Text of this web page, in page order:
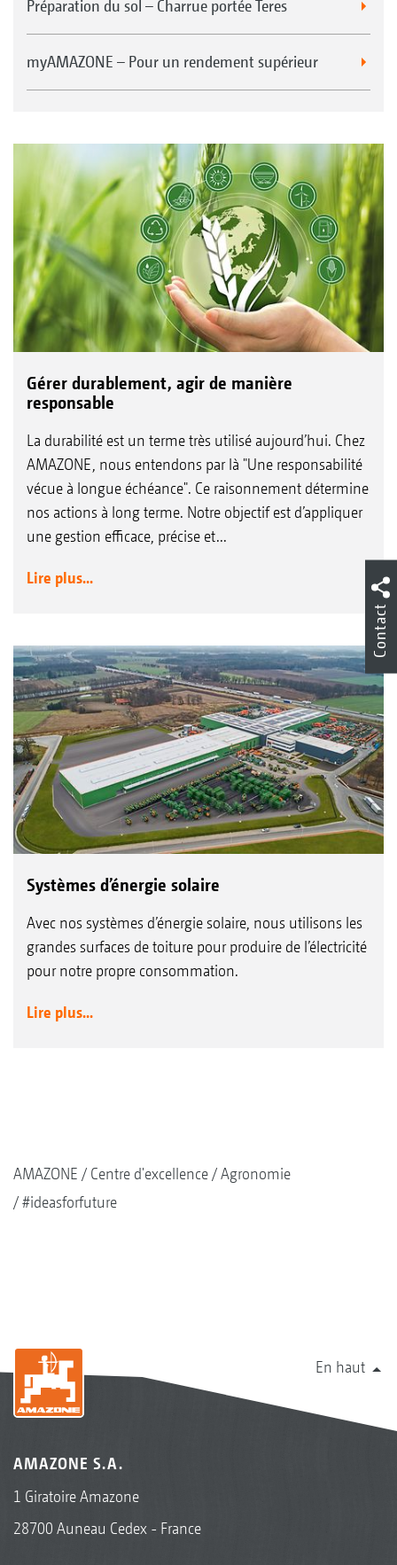
Préparation du sol – Charrue portée Teres
myAMAZONE – Pour un rendement supérieur
Gérer durablement, agir de manière
responsable
La durabilité est un terme très utilisé aujourd’hui. Chez
AMAZONE, nous entendons par là "Une responsabilité
vécue à longue échéance". Ce raisonnement détermine
nos actions à long terme. Notre objectif est d’appliquer
une gestion efficace, précise et...
Lire plus...
Systèmes d’énergie solaire
Avec nos systèmes d’énergie solaire, nous utilisons les
grandes surfaces de toiture pour produire de l’électricité
pour notre propre consommation.
Lire plus...
AMAZONE Centre d'excellence
Agronomie
#ideasforfuture
En haut
AMAZONE S.A.
1 Giratoire Amazone
28700 Auneau Cedex - France
Contact